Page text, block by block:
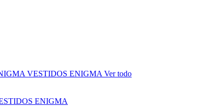
VESTIDOS ENIGMA Ver todo
ENIGMA